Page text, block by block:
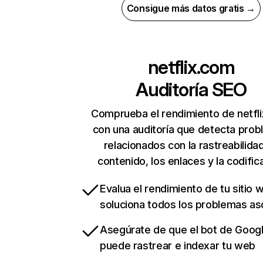
Consigue más datos gratis →
netflix.com
Auditoría SEO
Comprueba el rendimiento de
con una auditoría que detecta
relacionados con la
contenido, los enlaces y la
Evalua el rendimiento de tu sitio
soluciona todos los problemas
Asegúrate de que el bot de
puede rastrear e indexar tu web